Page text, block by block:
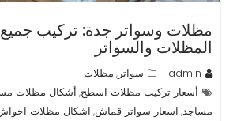
مظلات وسواتر جدة: تركيب جميع
المظلات والسواتر
admin سواتر, مظلات
أسعار تركيب مظلات اسطح, أشكال مظلات
مساجد, اسعار سواتر قماش, اشكال مظلات